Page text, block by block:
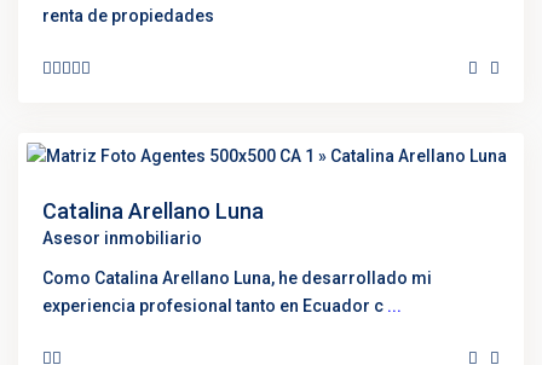
renta de propiedades
Catalina Arellano Luna
Asesor inmobiliario
Como Catalina Arellano Luna, he desarrollado mi
experiencia profesional tanto en Ecuador c ...